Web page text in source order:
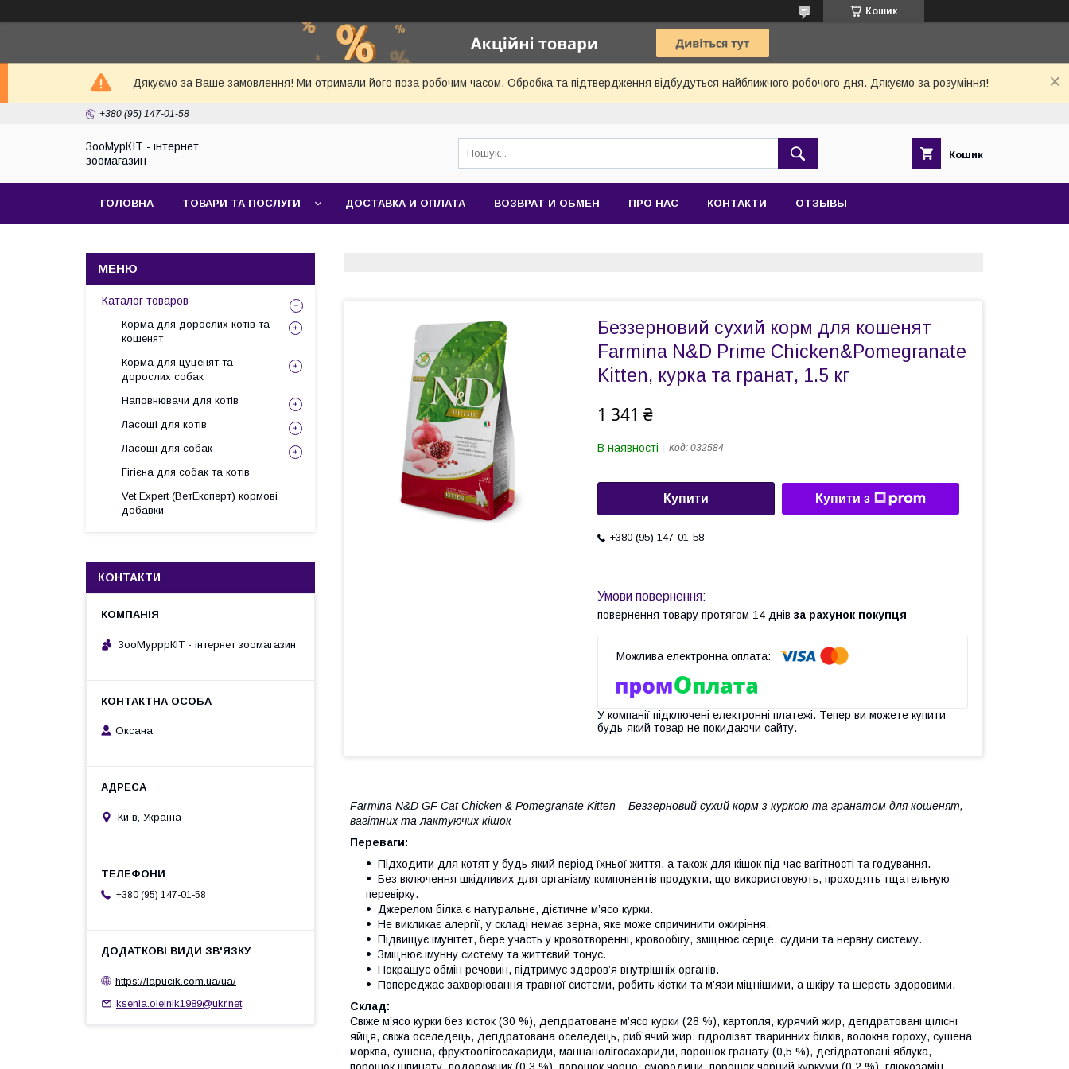
Кошик
Дякуємо за Ваше замовлення! Ми отримали його поза робочим часом. Обробка та підтвердження відбудуться найближчого робочого дня. Дякуємо за розуміння!
+380 (95) 147-01-58
ЗооМурКІТ - інтернет
зоомагазин
Кошик
ГОЛОВНА ТОВАРИ ТА ПОСЛУГИ ДОСТАВКА И ОПЛАТА ВОЗВРАТ И ОБМЕН ПРО НАС КОНТАКТИ ОТЗЫВЫ
Беззерновий сухий корм для кошенят
Farmina N&D Prime Chicken&Pomegranate
Kitten, курка та гранат, 1.5 кг
1 341 ₴
В наявності Код: 032584
Купити Купити з
+380 (95) 147-01-58
повернення товару протягом 14 днів за рахунок покупця
У компанії підключені електронні платежі. Тепер ви можете купити
будь-який товар не покидаючи сайту.
Farmina N&D GF Cat Chicken & Pomegranate Kitten – Беззерновий сухий корм з куркою та гранатом для кошенят,
вагітних та лактуючих кішок
Переваги:
Підходити для котят у будь-який період їхньої життя, а також для кішок під час вагітності та годування.
Без включення шкідливих для організму компонентів продукти, що використовують, проходять тщательную
перевірку.
Джерелом білка є натуральне, дієтичне м’ясо курки.
Не викликає алергії, у складі немає зерна, яке може спричинити ожиріння.
Підвищує імунітет, бере участь у кровотворенні, кровообігу, зміцнює серце, судини та нервну систему.
Зміцнює імунну систему та життєвий тонус.
Покращує обмін речовин, підтримує здоров’я внутрішніх органів.
Попереджає захворювання травної системи, робить кістки та м’язи міцнішими, а шкіру та шерсть здоровими.
Склад:
Свіже м’ясо курки без кісток (30 %), дегідратоване м’ясо курки (28 %), картопля, курячий жир, дегідратовані цілісні
яйця, свіжа оселедець, дегідратована оселедець, риб’ячий жир, гідролізат тваринних білків, волокна гороху, сушена
морква, сушена, фруктоолігосахариди, маннанолігосахариди, порошок гранату (0,5 %), дегідратовані яблука,
порошок шпинату, подорожник (0,3 %), порошок чорної смородини, порошок чорний куркуми (0,2 %), глюкозамін,
Каталог товаров
Корма для дорослих котів та
кошенят
Корма для цуценят та
дорослих собак
Наповнювачи для котів
Ласощі для котів
Ласощі для собак
Гігієна для собак та котів
Vet Expert (ВетЕксперт) кормові
добавки
КОНТАКТИ
ЗооМурррКІТ - інтернет зоомагазин
Оксана
Київ, Україна
+380 (95) 147-01-58
https://lapucik.com.ua/ua/
ksenia.oleinik1989@ukr.net